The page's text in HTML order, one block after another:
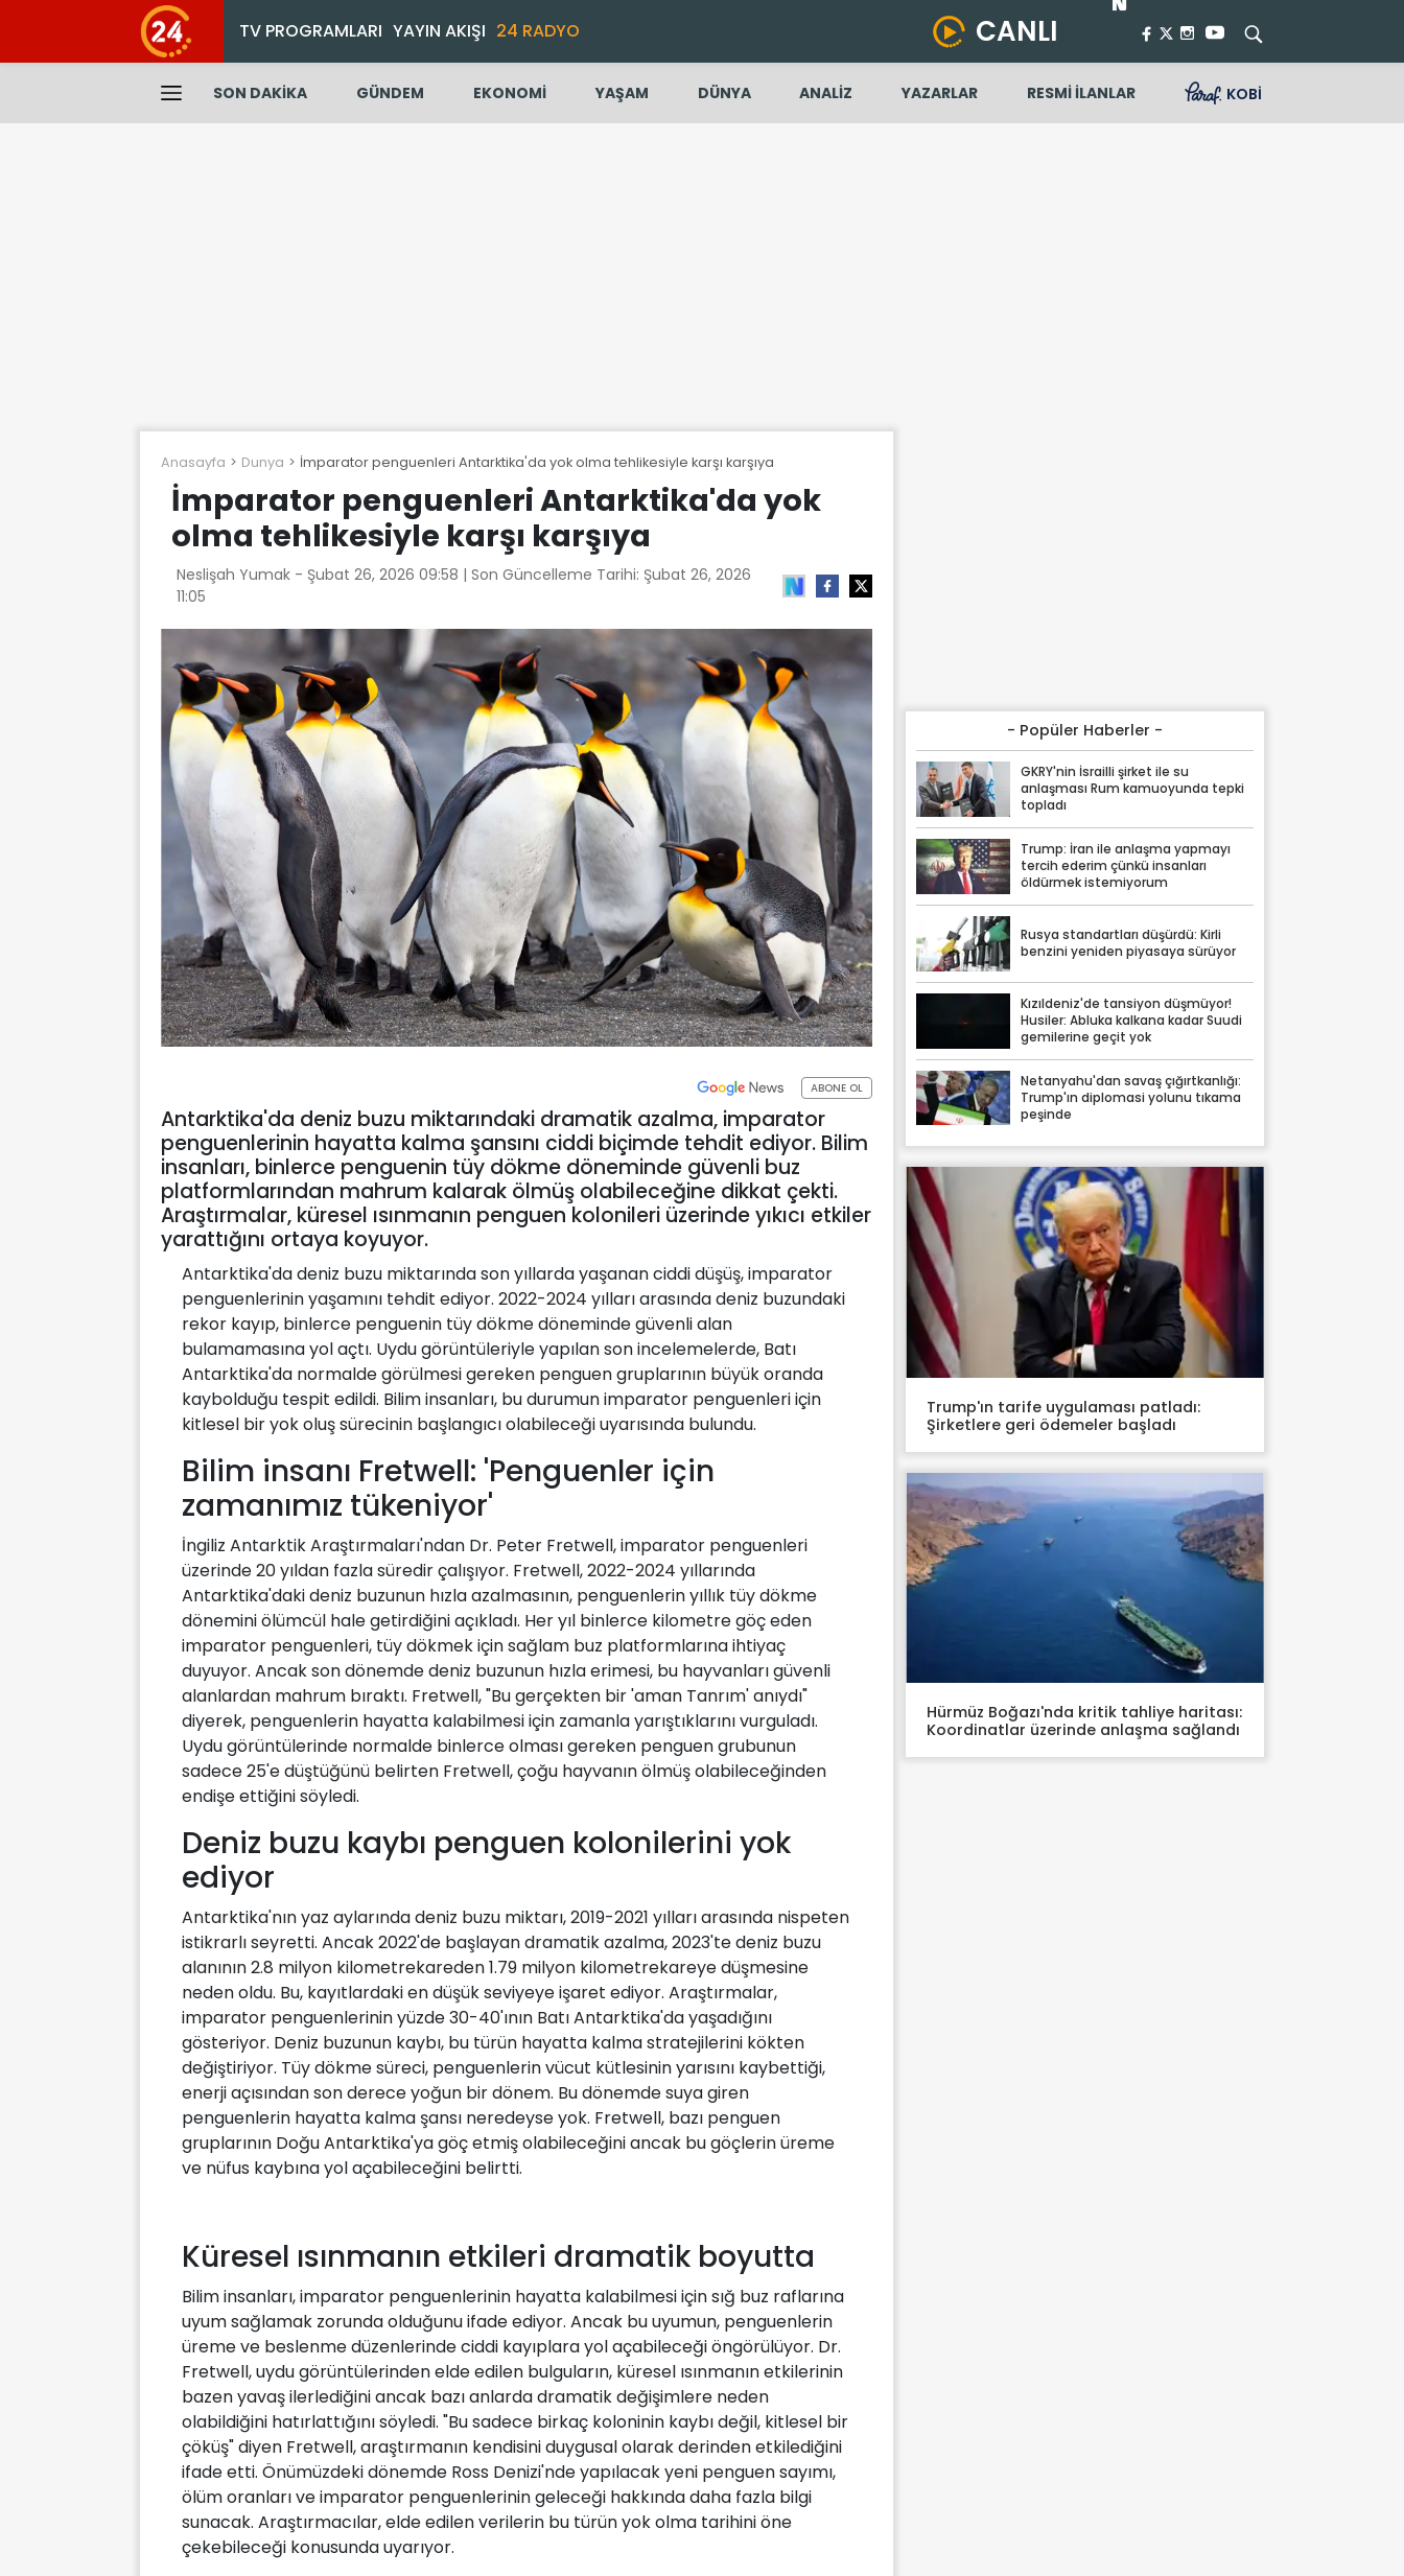
TV PROGRAMLARI YAYIN AKIŞI 24 RADYO CANLI
SON DAKİKA GÜNDEM EKONOMİ YAŞAM DÜNYA ANALİZ YAZARLAR RESMİ İLANLAR KOBİ
Anasayfa Dunya İmparator penguenleri Antarktika'da yok olma tehlikesiyle karşı karşıya
İmparator penguenleri Antarktika'da yok
olma tehlikesiyle karşı karşıya
Neslişah Yumak - Şubat 26, 2026 09:58 | Son Güncelleme Tarihi: Şubat 26, 2026
11:05
ABONE OL
Antarktika'da deniz buzu miktarındaki dramatik azalma, imparator
penguenlerinin hayatta kalma şansını ciddi biçimde tehdit ediyor. Bilim
insanları, binlerce penguenin tüy dökme döneminde güvenli buz
platformlarından mahrum kalarak ölmüş olabileceğine dikkat çekti.
Araştırmalar, küresel ısınmanın penguen kolonileri üzerinde yıkıcı etkiler
yarattığını ortaya koyuyor.
Antarktika'da deniz buzu miktarında son yıllarda yaşanan ciddi düşüş, imparator
penguenlerinin yaşamını tehdit ediyor. 2022-2024 yılları arasında deniz buzundaki
rekor kayıp, binlerce penguenin tüy dökme döneminde güvenli alan
bulamamasına yol açtı. Uydu görüntüleriyle yapılan son incelemelerde, Batı
Antarktika'da normalde görülmesi gereken penguen gruplarının büyük oranda
kaybolduğu tespit edildi. Bilim insanları, bu durumun imparator penguenleri için
kitlesel bir yok oluş sürecinin başlangıcı olabileceği uyarısında bulundu.
Bilim insanı Fretwell: 'Penguenler için
zamanımız tükeniyor'
İngiliz Antarktik Araştırmaları'ndan Dr. Peter Fretwell, imparator penguenleri
üzerinde 20 yıldan fazla süredir çalışıyor. Fretwell, 2022-2024 yıllarında
Antarktika'daki deniz buzunun hızla azalmasının, penguenlerin yıllık tüy dökme
dönemini ölümcül hale getirdiğini açıkladı. Her yıl binlerce kilometre göç eden
imparator penguenleri, tüy dökmek için sağlam buz platformlarına ihtiyaç
duyuyor. Ancak son dönemde deniz buzunun hızla erimesi, bu hayvanları güvenli
alanlardan mahrum bıraktı. Fretwell, "Bu gerçekten bir 'aman Tanrım' anıydı"
diyerek, penguenlerin hayatta kalabilmesi için zamanla yarıştıklarını vurguladı.
Uydu görüntülerinde normalde binlerce olması gereken penguen grubunun
sadece 25'e düştüğünü belirten Fretwell, çoğu hayvanın ölmüş olabileceğinden
endişe ettiğini söyledi.
Deniz buzu kaybı penguen kolonilerini yok
ediyor
Antarktika'nın yaz aylarında deniz buzu miktarı, 2019-2021 yılları arasında nispeten
istikrarlı seyretti. Ancak 2022'de başlayan dramatik azalma, 2023'te deniz buzu
alanının 2.8 milyon kilometrekareden 1.79 milyon kilometrekareye düşmesine
neden oldu. Bu, kayıtlardaki en düşük seviyeye işaret ediyor. Araştırmalar,
imparator penguenlerinin yüzde 30-40'ının Batı Antarktika'da yaşadığını
gösteriyor. Deniz buzunun kaybı, bu türün hayatta kalma stratejilerini kökten
değiştiriyor. Tüy dökme süreci, penguenlerin vücut kütlesinin yarısını kaybettiği,
enerji açısından son derece yoğun bir dönem. Bu dönemde suya giren
penguenlerin hayatta kalma şansı neredeyse yok. Fretwell, bazı penguen
gruplarının Doğu Antarktika'ya göç etmiş olabileceğini ancak bu göçlerin üreme
ve nüfus kaybına yol açabileceğini belirtti.
Küresel ısınmanın etkileri dramatik boyutta
Bilim insanları, imparator penguenlerinin hayatta kalabilmesi için sığ buz raflarına
uyum sağlamak zorunda olduğunu ifade ediyor. Ancak bu uyumun, penguenlerin
üreme ve beslenme düzenlerinde ciddi kayıplara yol açabileceği öngörülüyor. Dr.
Fretwell, uydu görüntülerinden elde edilen bulguların, küresel ısınmanın etkilerinin
bazen yavaş ilerlediğini ancak bazı anlarda dramatik değişimlere neden
olabildiğini hatırlattığını söyledi. "Bu sadece birkaç koloninin kaybı değil, kitlesel bir
çöküş" diyen Fretwell, araştırmanın kendisini duygusal olarak derinden etkilediğini
ifade etti. Önümüzdeki dönemde Ross Denizi'nde yapılacak yeni penguen sayımı,
ölüm oranları ve imparator penguenlerinin geleceği hakkında daha fazla bilgi
sunacak. Araştırmacılar, elde edilen verilerin bu türün yok olma tarihini öne
çekebileceği konusunda uyarıyor.
- Popüler Haberler -
GKRY'nin İsrailli şirket ile su
anlaşması Rum kamuoyunda tepki
topladı
Trump: İran ile anlaşma yapmayı
tercih ederim çünkü insanları
öldürmek istemiyorum
Rusya standartları düşürdü: Kirli
benzini yeniden piyasaya sürüyor
Kızıldeniz'de tansiyon düşmüyor!
Husiler: Abluka kalkana kadar Suudi
gemilerine geçit yok
Netanyahu'dan savaş çığırtkanlığı:
Trump'ın diplomasi yolunu tıkama
peşinde
Trump'ın tarife uygulaması patladı:
Şirketlere geri ödemeler başladı
Hürmüz Boğazı'nda kritik tahliye haritası:
Koordinatlar üzerinde anlaşma sağlandı